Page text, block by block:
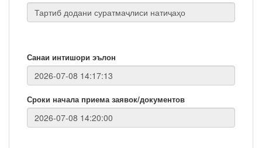
Санаи интишори эълон
Сроки начала приема заявок/документов